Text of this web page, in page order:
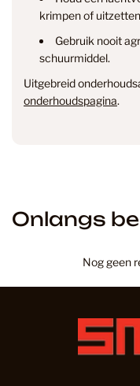
krimpen of
Gebruik nooit
schuurmiddel.
Uitgebreid
onderhoudspagina.
& annuleren
Onlangs
Nog geen